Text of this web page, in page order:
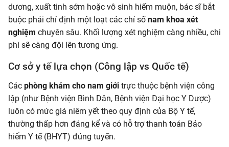
dương, xuất tinh sớm hoặc vô sinh hiếm muộn, bác sĩ bắt
buộc phải chỉ định một loạt các chỉ số nam khoa xét
nghiệm chuyên sâu. Khối lượng xét nghiệm càng nhiều, chi
phí sẽ càng đội lên tương ứng.
Cơ sở y tế lựa chọn (Công lập vs Quốc tế)
Các phòng khám cho nam giới trực thuộc bệnh viện công
lập (như Bệnh viện Bình Dân, Bệnh viện Đại học Y Dược)
luôn có mức giá niêm yết theo quy định của Bộ Y tế,
thường thấp hơn đáng kể và có hỗ trợ thanh toán Bảo
hiểm Y tế (BHYT) đúng tuyến.